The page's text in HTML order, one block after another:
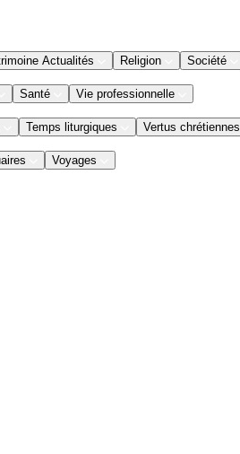
Actualités Religion Société
Santé Vie professionnelle
Temps liturgiques Vertus chrétiennes
Voyages